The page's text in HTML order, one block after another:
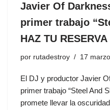
Javier Of
primer trabajo
HAZ TU
por rutadestroy 17
El DJ y productor Javier
primer trabajo “Steel And
promete llevar la